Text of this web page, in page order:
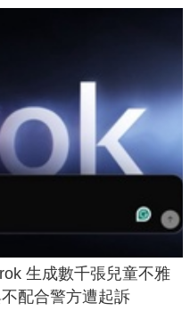
生成數千張兒童不雅
配合警方遭起訴